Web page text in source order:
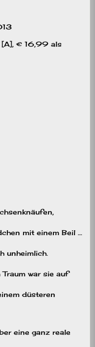
€ 16,99 als
mit einem Beil …
unheimlich.
war sie auf
düsteren
eine ganz reale